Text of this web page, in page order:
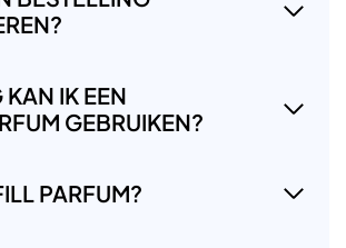
IK EEN
GEBRUIKEN?
PARFUM?